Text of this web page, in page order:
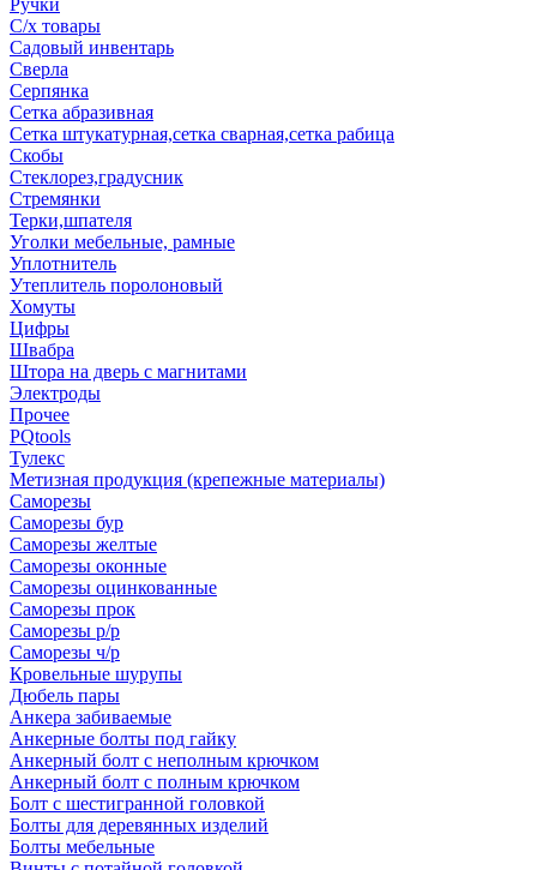
Ручки
С/х товары
Садовый инвентарь
Сверла
Серпянка
Сетка абразивная
Сетка штукатурная,сетка сварная,сетка рабица
Скобы
Стеклорез,градусник
Стремянки
Терки,шпателя
Уголки мебельные, рамные
Уплотнитель
Утеплитель поролоновый
Хомуты
Цифры
Швабра
Штора на дверь с магнитами
Электроды
Прочее
PQtools
Тулекс
Метизная продукция (крепежные материалы)
Саморезы
Саморезы бур
Саморезы желтые
Саморезы оконные
Саморезы оцинкованные
Саморезы прок
Саморезы р/р
Саморезы ч/р
Кровельные шурупы
Дюбель пары
Анкера забиваемые
Анкерные болты под гайку
Анкерный болт с неполным крючком
Анкерный болт с полным крючком
Болт с шестигранной головкой
Болты для деревянных изделий
Болты мебельные